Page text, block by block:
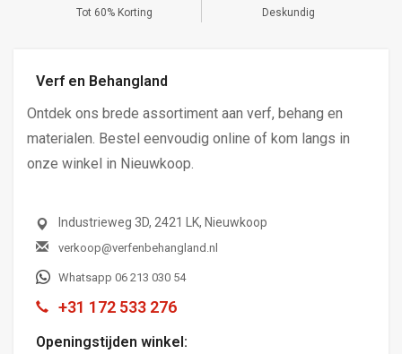
Tot 60% Korting Deskundig
Verf en Behangland
Ontdek ons brede assortiment aan verf, behang en
materialen. Bestel eenvoudig online of kom langs in
onze winkel in Nieuwkoop.
Industrieweg 3D, 2421 LK, Nieuwkoop
verkoop@verfenbehangland.nl
Whatsapp 06 213 030 54
+31 172 533 276
Openingstijden winkel: